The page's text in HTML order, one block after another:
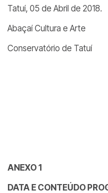
Tatuí, 05 de Abril de 2018.
Abaçaí Cultura e Arte
Conservatório de Tatuí
ANEXO 1
DATA E CONTEÚDO